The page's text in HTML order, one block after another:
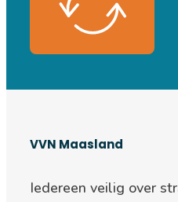
VVN Maasland
Iedereen veilig over